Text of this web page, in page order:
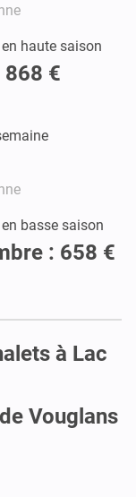
haute saison
868 €
basse saison
: 658 €
à Lac
Vouglans